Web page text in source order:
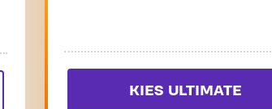
KIES ULTIMATE